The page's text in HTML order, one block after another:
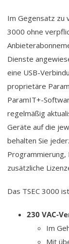
Im Gegensatz zu
3000 ohne
Dienste
eine USB-
proprietäre
ParamIT+-
regelmäßig
Geräte auf die
behalten Sie
Programmierung,
zusätzliche
Das TSEC 3000
230 VAC-
Im
Mit